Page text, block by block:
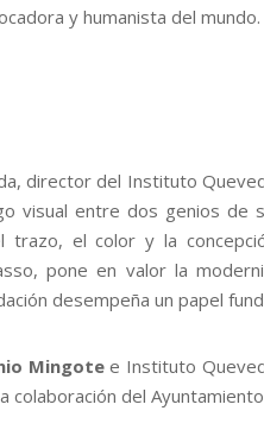
y humanista del mundo.
director del Instituto
visual entre dos genios de
trazo, el color y la
pone en valor la
desempeña un papel
Mingotee Instituto
colaboración del